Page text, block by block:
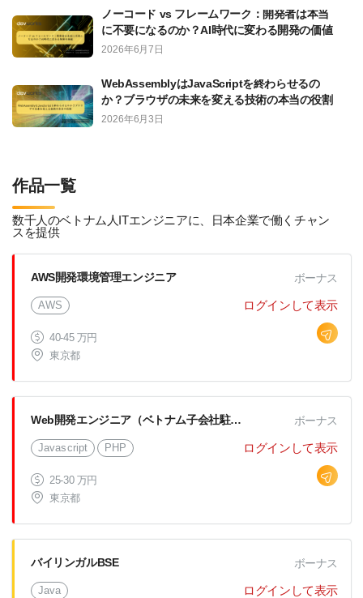
ノーコード vs フレームワーク：開発者は本当
に不要になるのか？AI時代に変わる開発の価値
2026年6月7日
WebAssemblyはJavaScriptを終わらせるの
か？ブラウザの未来を変える技術の本当の役割
2026年6月3日
作品一覧
数千人のベトナム人ITエンジニアに、日本企業で働くチャン
スを提供
AWS開発環境管理エンジニア
AWS
40-45 万円
東京都
ボーナス
ログインして表示
Web開発エンジニア（ベトナム子会社駐在）
Javascript PHP
25-30 万円
東京都
ボーナス
ログインして表示
バイリンガルBSE
Java
ボーナス
ログインして表示